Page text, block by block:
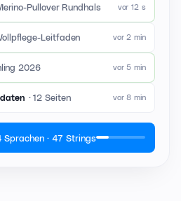
Pullover Rundhals vor 12 s
Leitfaden vor 2 min
2026 vor 5 min
·12 Seiten vor 8 min
· 47 Strings